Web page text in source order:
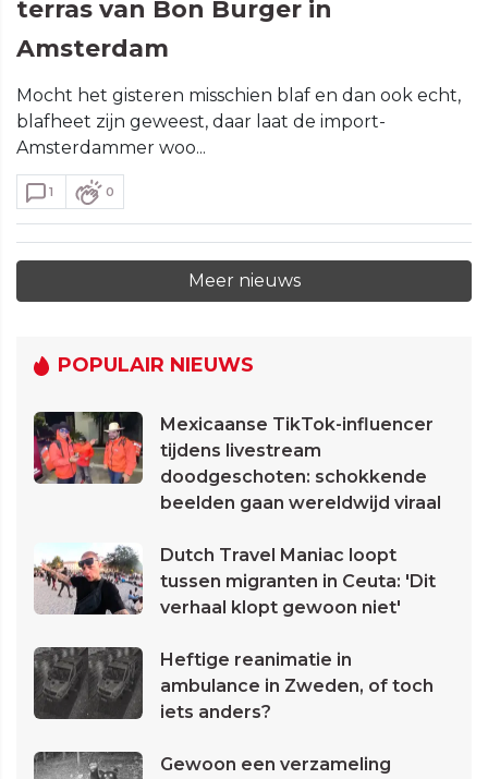
terras van Bon Burger in
Amsterdam
Mocht het gisteren misschien blaf en dan ook echt,
blafheet zijn geweest, daar laat de import-
Amsterdammer woo...
1 0
Meer nieuws
POPULAIR NIEUWS
Mexicaanse TikTok-influencer
tijdens livestream
doodgeschoten: schokkende
beelden gaan wereldwijd viraal
Dutch Travel Maniac loopt
tussen migranten in Ceuta: 'Dit
verhaal klopt gewoon niet'
Heftige reanimatie in
ambulance in Zweden, of toch
iets anders?
Gewoon een verzameling